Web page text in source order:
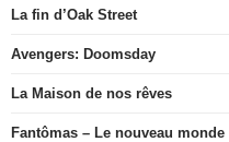
La fin d’Oak Street
Avengers: Doomsday
La Maison de nos rêves
Fantômas – Le nouveau monde